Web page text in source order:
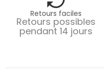
Retours faciles
Retours possibles
pendant 14 jours